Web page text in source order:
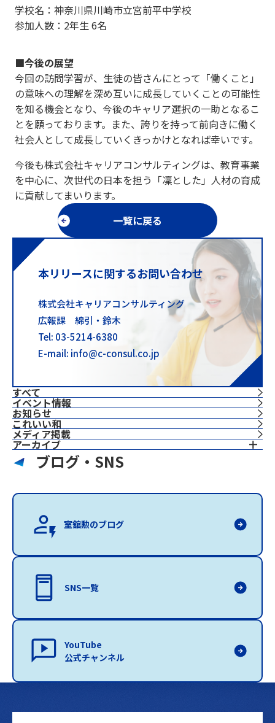
すべて
イベント情報
お知らせ
これいい和
⁨⁩メディア掲載
アーカイブ
学校名：神奈川県川崎市立宮前平中学校
参加人数：2年生 6名
■今後の展望
今回の訪問学習が、生徒の皆さんにとって「働くこと」
の意味への理解を深め互いに成長していくことの可能性
を知る機会となり、今後のキャリア選択の一助となるこ
とを願っております。また、誇りを持って前向きに働く
社会人として成長していくきっかけとなれば幸いです。
今後も株式会社キャリアコンサルティングは、教育事業
を中心に、次世代の日本を担う「凜とした」人材の育成
に貢献してまいります。
一覧に戻る
本リリースに関するお問い合わせ
株式会社キャリアコンサルティング
広報課 綿引・鈴木
Tel: 03-5214-6380
E-mail: info@c-consul.co.jp
ブログ・SNS
室舘勲のブログ
SNS一覧
YouTube
公式チャンネル